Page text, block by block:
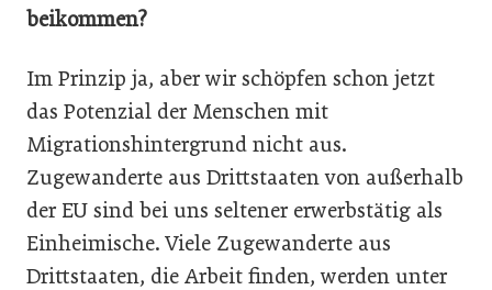
beikommen?
Im Prinzip ja, aber wir schöpfen schon jetzt
das Poten­zial der Menschen mit
Migrationshintergrund nicht aus.
Zugewanderte aus Drittstaaten von außerhalb
der EU sind bei uns seltener erwerbstätig als
Einheimische. Viele Zugewanderte aus
Drittstaaten, die Arbeit finden, werden unter